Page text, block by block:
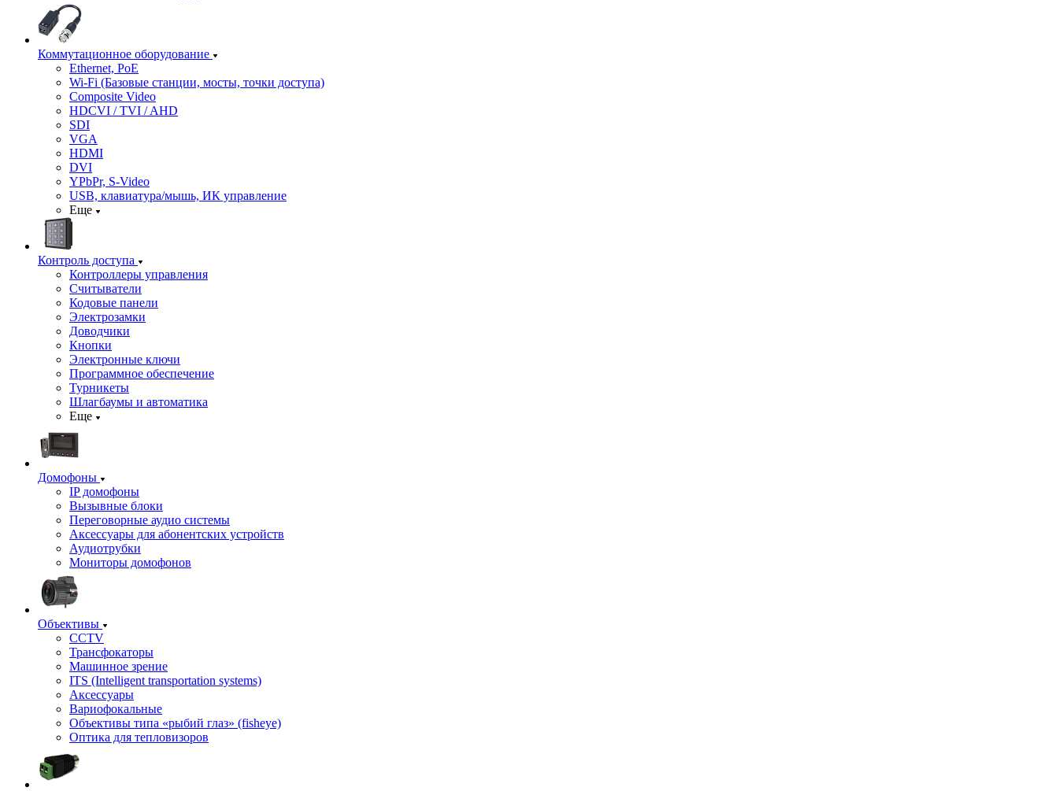
Коммутационное оборудование
Ethernet, PoE
Wi-Fi (Базовые станции, мосты, точки доступа)
Composite Video
HDCVI / TVI / AHD
SDI
VGA
HDMI
DVI
YPbPr, S-Video
USB, клавиатура/мышь, ИК управление
Еще
Контроль доступа
Контроллеры управления
Считыватели
Кодовые панели
Электрозамки
Доводчики
Кнопки
Электронные ключи
Программное обеспечение
Турникеты
Шлагбаумы и автоматика
Еще
Домофоны
IP домофоны
Вызывные блоки
Переговорные аудио системы
Аксессуары для абонентских устройств
Аудиотрубки
Мониторы домофонов
Объективы
CCTV
Трансфокаторы
Машинное зрение
ITS (Intelligent transportation systems)
Аксессуары
Вариофокальные
Объективы типа «рыбий глаз» (fisheye)
Оптика для тепловизоров